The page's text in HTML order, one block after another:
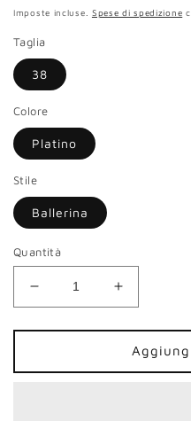
di
scontato
Imposte incluse. Spese di spedizione
Taglia
38
Colore
Platino
Stile
Ballerina
Quantità
Diminuisci
quantità
per
CafèNoir
Aumenta
quantità
per
Slingback
CafèNoir